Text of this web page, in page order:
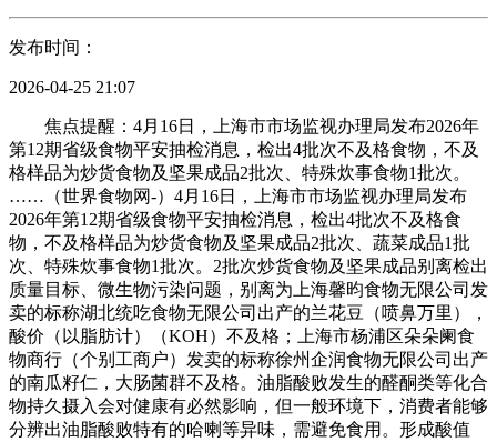
发布时间：
2026-04-25 21:07
焦点提醒：4月16日，上海市市场监视办理局发布2026年
第12期省级食物平安抽检消息，检出4批次不及格食物，不及
格样品为炒货食物及坚果成品2批次、特殊炊事食物1批次。
……（世界食物网-）4月16日，上海市市场监视办理局发布
2026年第12期省级食物平安抽检消息，检出4批次不及格食
物，不及格样品为炒货食物及坚果成品2批次、蔬菜成品1批
次、特殊炊事食物1批次。2批次炒货食物及坚果成品别离检出
质量目标、微生物污染问题，别离为上海馨昀食物无限公司发
卖的标称湖北统吃食物无限公司出产的兰花豆（喷鼻万里），
酸价（以脂肪计）（KOH）不及格；上海市杨浦区朵朵阑食
物商行（个别工商户）发卖的标称徐州企润食物无限公司出产
的南瓜籽仁，大肠菌群不及格。油脂酸败发生的醛酮类等化合
物持久摄入会对健康有必然影响，但一般环境下，消费者能够
分辨出油脂酸败特有的哈喇等异味，需避免食用。形成酸值